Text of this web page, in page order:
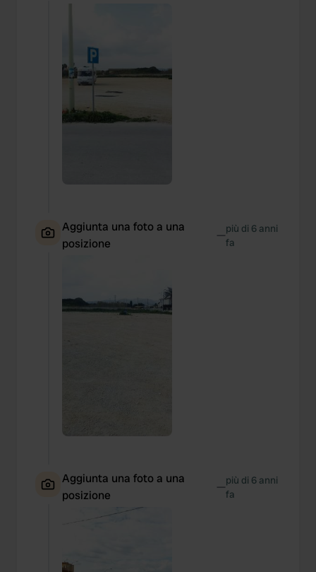
Aggiunta una foto a una
posizione
—più di 6 anni
fa
Aggiunta una foto a una
posizione
—più di 6 anni
fa